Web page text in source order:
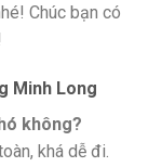
Chúc bạn có
Minh Long
không?
khá dễ đi.